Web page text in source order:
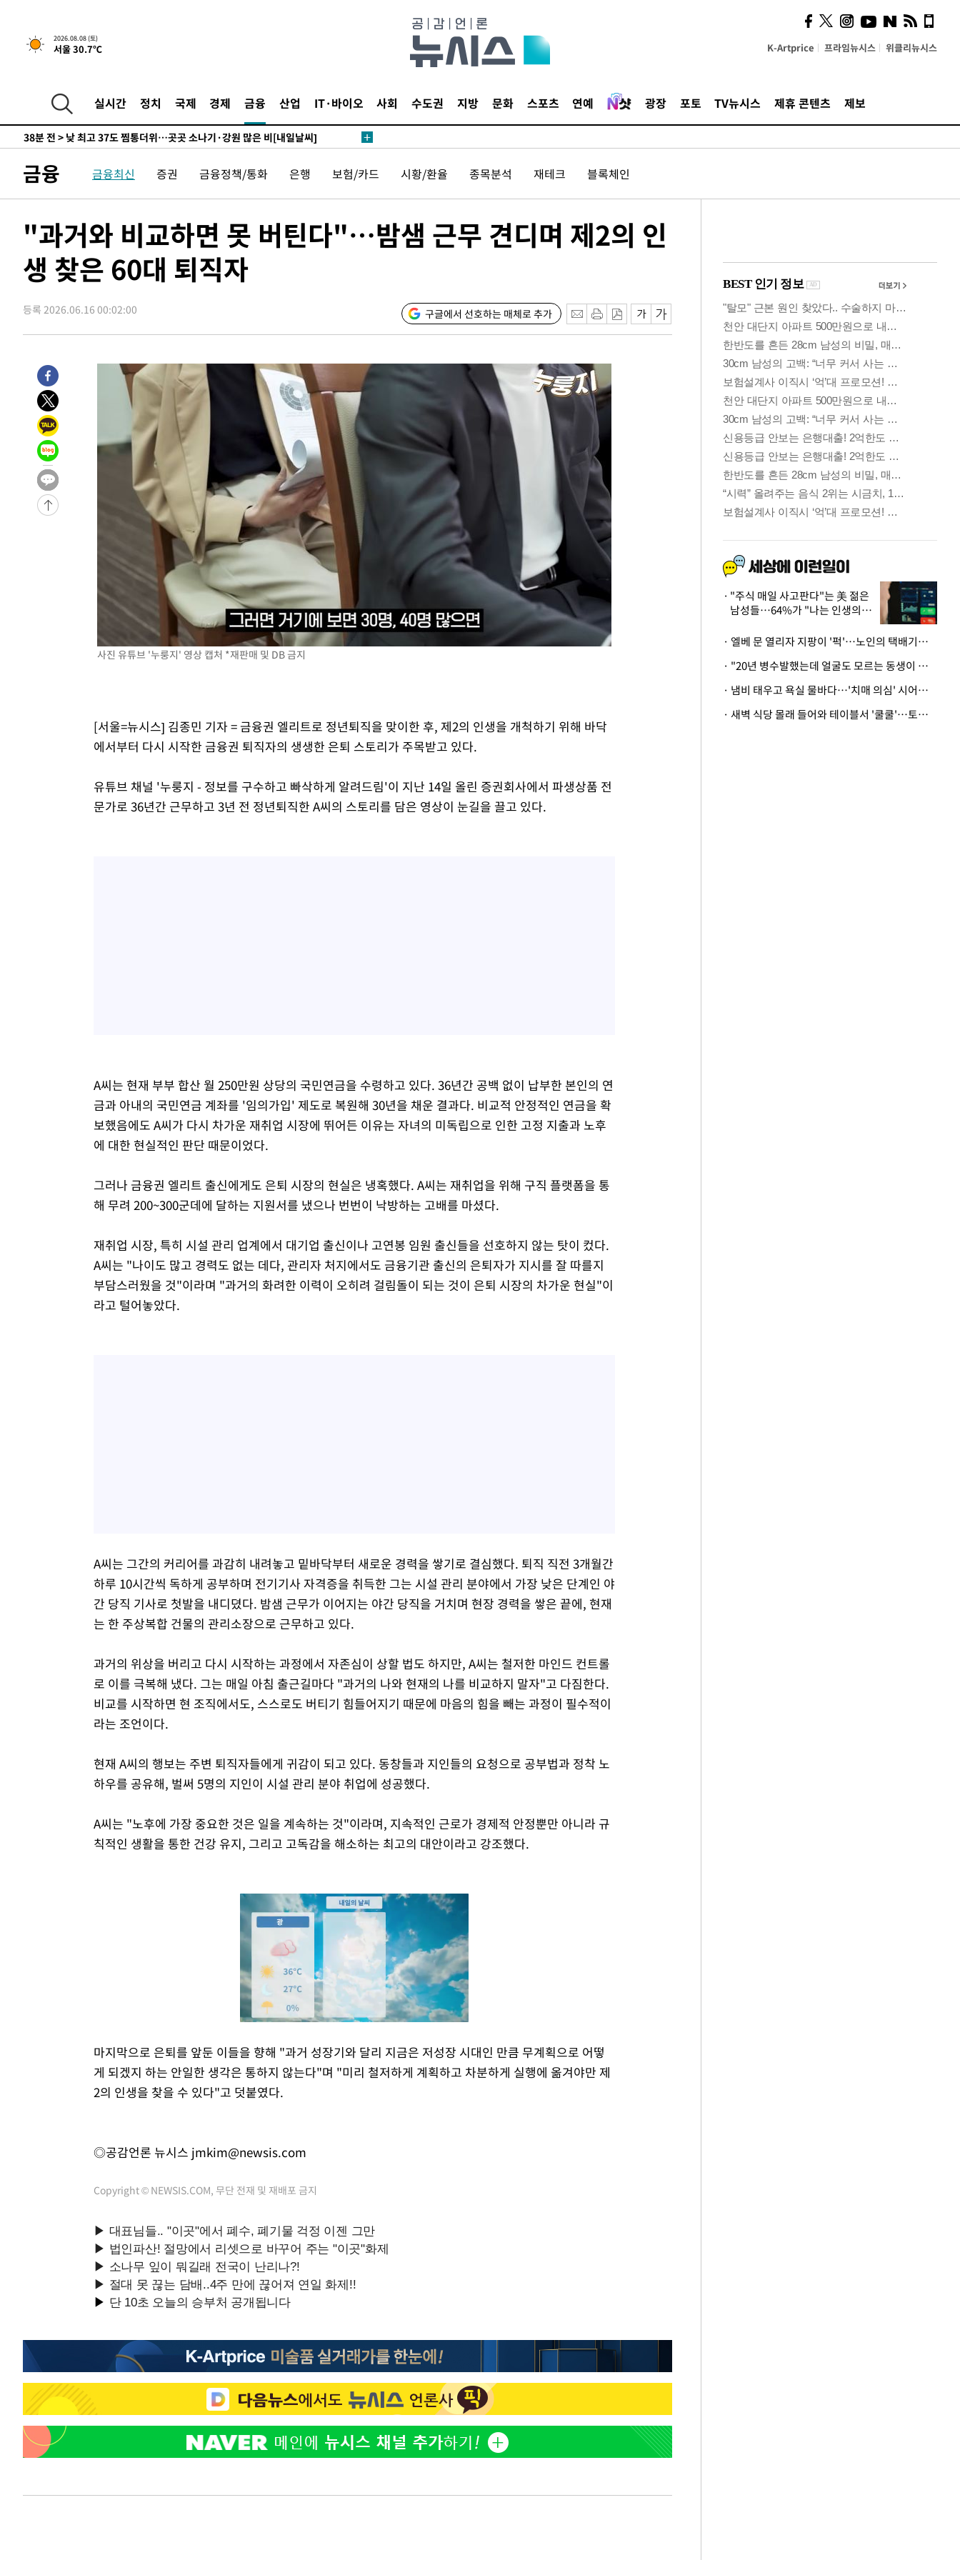
2026.08.08 (토)
서울 30.7℃ K-Artprice 프라임뉴시스 위클리뉴시스
실시간 정치 국제 경제 금융 산업 IT·바이오 사회 수도권 지방 문화 스포츠 연예 광장 포토 TV뉴시스 제휴 콘텐츠 제보
↓-9137초 전 >[속보]이 대통령 "부동산 공급 기존 사고방식 매달리지 말고 과감히
실천"
-8222초 전 >이란, "오만과 '중앙 단일 루트' 합의…북쪽 인바운드·남쪽 아웃바운
4분 전 >[속보]이 대통령, '호우피해' 안동·의성 관할 4개 면 특별재난지역 선포
[단독]중수청 지원 검사들, 정원 초과 시 낮은 계급 임용…희망지 못 갈 수
도
38분 전 > 낮 최고 37도 찜통더위…곳곳 소나기·강원 많은 비[내일날씨]
1시간 전 >
여자배구 이재영·이다영 자매, 아제르바이잔 투란VC 입단
2시간 전 >외국인 심판 성 접대 7경기 들여다보니…한국 축구 '5승 2무'
2시간 전 >[속보]코스피, 6200선 약보합…0.60% 내린 6258.77에 마쳐
2시간 전 >[속보]원·달러 환율, 7.7원 내린 1416.1원 마감
2시간 전 >[속보] 노원서 40.1도 관측…서울, 2018년 이후 첫 40도
3시간 전 >외신들도 주목한 韓축구 파문…"국민적 공분에 수사 재개"
3시간 전 >11시간 압수수색에 성접대 파문까지…'쑥대밭' 된 축구협회
후임
-16707초 전 >
이강인, 폭염 속 AT마드리드 첫 훈련…80명 식사 대접까지(종합)
-13846초 전 >
미 사업체 일자리, 7월에 2.3만개 순감하고 그 전 2개월 10.3만개
하향수정 (2보)
-13294초 전 >
[속보] 미 사업체, 일자리 7월에 2.3만 개 줄어…실업률은 4.1%로
-9157초 전 >
[속보]이 대통령 "부동산 공급 기존 사고방식 매달리지 말고 과감히
실천"
-8242초 전 >
이란, "오만과 '중앙 단일 루트' 합의…북쪽 인바운드·남쪽 아웃바운
드는 임시"
3분 전 >"낮 기온 소폭 하락"…수도권 폭염중대경보, 폭염경보로 하향
3분 전 > [속보]이 대통령, '호우피해' 안동·의성 관할 4개 면 특별재난지역 선포
4분 전 >
[단독]중수청 지원 검사들, 정원 초과 시 낮은 계급 임용…희망지 못 갈 수
낮 최고 37도 찜통더위…곳곳 소나기·강원 많은 비[내일날씨]
SK하이닉스, 용인·청주 팹에 54조 투자…"AI 메모리 수요 선제 대응"
여자배구 이재영·이다영 자매, 아제르바이잔 투란VC 입단
외국인 심판 성 접대 7경기 들여다보니…한국 축구 '5승 2무'
[속보]코스닥, 2.86포인트(0.36%) 내린 798.81마감
[속보]코스피, 6200선 약보합…0.60% 내린 6258.77에 마쳐
[속보]원·달러 환율, 7.7원 내린 1416.1원 마감
11시간 압수수색에 성접대 파문까지…'쑥대밭' 된 축구협회
[속보]규제합리화위원회 부위원장에 김태유 서울대 공대 교수…이병태
금융 금융최신 증권 금융정책/통화 은행 보험/카드 시황/환율 종목분석 재테크 블록체인
"과거와 비교하면 못 버틴다"…밤샘 근무 견디며 제2의 인
생 찾은 60대 퇴직자
등록 2026.06.16 00:02:00 구글에서 선호하는 매체로 추가
사진 유튜브 '누룽지' 영상 캡처 *재판매 및 DB 금지
[서울=뉴시스] 김종민 기자 = 금융권 엘리트로 정년퇴직을 맞이한 후, 제2의 인생을 개척하기 위해 바닥
에서부터 다시 시작한 금융권 퇴직자의 생생한 은퇴 스토리가 주목받고 있다.
유튜브 채널 '누룽지 - 정보를 구수하고 빠삭하게 알려드림'이 지난 14일 올린 증권회사에서 파생상품 전
문가로 36년간 근무하고 3년 전 정년퇴직한 A씨의 스토리를 담은 영상이 눈길을 끌고 있다.
A씨는 현재 부부 합산 월 250만원 상당의 국민연금을 수령하고 있다. 36년간 공백 없이 납부한 본인의 연
금과 아내의 국민연금 계좌를 '임의가입' 제도로 복원해 30년을 채운 결과다. 비교적 안정적인 연금을 확
보했음에도 A씨가 다시 차가운 재취업 시장에 뛰어든 이유는 자녀의 미독립으로 인한 고정 지출과 노후
에 대한 현실적인 판단 때문이었다.
그러나 금융권 엘리트 출신에게도 은퇴 시장의 현실은 냉혹했다. A씨는 재취업을 위해 구직 플랫폼을 통
해 무려 200~300군데에 달하는 지원서를 냈으나 번번이 낙방하는 고배를 마셨다.
재취업 시장, 특히 시설 관리 업계에서 대기업 출신이나 고연봉 임원 출신들을 선호하지 않는 탓이 컸다.
A씨는 "나이도 많고 경력도 없는 데다, 관리자 처지에서도 금융기관 출신의 은퇴자가 지시를 잘 따를지
부담스러웠을 것"이라며 "과거의 화려한 이력이 오히려 걸림돌이 되는 것이 은퇴 시장의 차가운 현실"이
라고 털어놓았다.
A씨는 그간의 커리어를 과감히 내려놓고 밑바닥부터 새로운 경력을 쌓기로 결심했다. 퇴직 직전 3개월간
하루 10시간씩 독하게 공부하며 전기기사 자격증을 취득한 그는 시설 관리 분야에서 가장 낮은 단계인 야
간 당직 기사로 첫발을 내디뎠다. 밤샘 근무가 이어지는 야간 당직을 거치며 현장 경력을 쌓은 끝에, 현재
는 한 주상복합 건물의 관리소장으로 근무하고 있다.
과거의 위상을 버리고 다시 시작하는 과정에서 자존심이 상할 법도 하지만, A씨는 철저한 마인드 컨트롤
로 이를 극복해 냈다. 그는 매일 아침 출근길마다 "과거의 나와 현재의 나를 비교하지 말자"고 다짐한다.
비교를 시작하면 현 조직에서도, 스스로도 버티기 힘들어지기 때문에 마음의 힘을 빼는 과정이 필수적이
라는 조언이다.
현재 A씨의 행보는 주변 퇴직자들에게 귀감이 되고 있다. 동창들과 지인들의 요청으로 공부법과 정착 노
하우를 공유해, 벌써 5명의 지인이 시설 관리 분야 취업에 성공했다.
A씨는 "노후에 가장 중요한 것은 일을 계속하는 것"이라며, 지속적인 근로가 경제적 안정뿐만 아니라 규
칙적인 생활을 통한 건강 유지, 그리고 고독감을 해소하는 최고의 대안이라고 강조했다.
Mute
마지막으로 은퇴를 앞둔 이들을 향해 "과거 성장기와 달리 지금은 저성장 시대인 만큼 무계획으로 어떻
게 되겠지 하는 안일한 생각은 통하지 않는다"며 "미리 철저하게 계획하고 차분하게 실행에 옮겨야만 제
2의 인생을 찾을 수 있다"고 덧붙였다.
◎공감언론 뉴시스 jmkim@newsis.com
Copyright © NEWSIS.COM, 무단 전재 및 재배포 금지
시, 스마트폰 액세서리에
NFC 더했다
"주식 매일 사고판다"는 美 젊은
남성들…64%가 "나는 인생의
· 엘베 문 열리자 지팡이 '퍽'…노인의 택배기사 폭행 이유
· "20년 병수발했는데 얼굴도 모르는 동생이 유산 절반을"…배다른 형제 상속권 있을까
· 냄비 태우고 욕실 물바다…'치매 의심' 시어머니 검사 권유했다가 '날벼락'
· 새벽 식당 몰래 들어와 테이블서 '쿨쿨'…토사물 남기고 사라진 남성